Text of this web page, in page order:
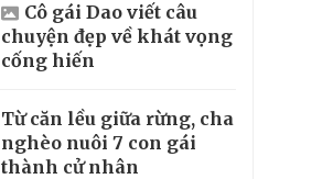
Cô gái Dao viết câu
chuyện đẹp về khát vọng
cống hiến
Từ căn lều giữa rừng, cha
nghèo nuôi 7 con gái
thành cử nhân